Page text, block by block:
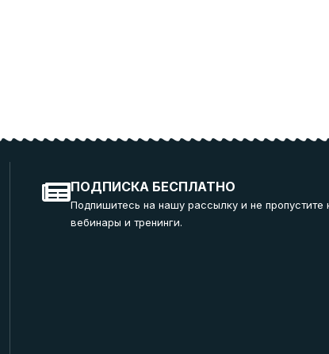
ПОДПИСКА БЕСПЛАТНО
Подпишитесь на нашу рассылку и не
вебинары и тренинги.